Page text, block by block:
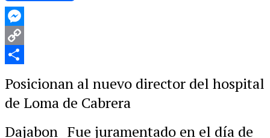
Messenger
Copy
Posicionan al nuevo director del hospital
de Loma de Cabrera
Dajabon _Fue juramentado en el día de